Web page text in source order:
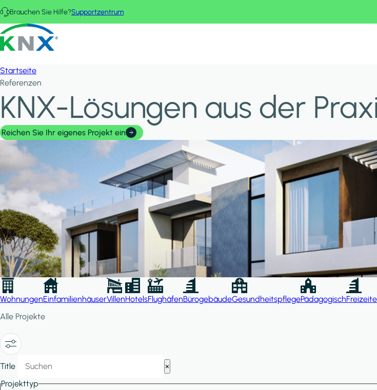
Direkt zum Inhalt
Brauchen Sie Hilfe?Supportzentrum
KNX - Homepage
Startseite
Referenzen
KNX-Lösungen aus der
Reichen Sie Ihr eigenes Projekt ein
WohnungenEinfamilienhäuserVillenHotelsFlughäfenBürogebäudeGesundheitspflegePädagogisch
Alle Projekte
Filters
Title
×
Projekttyp